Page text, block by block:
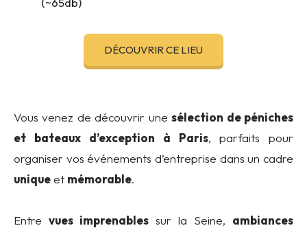
DÉCOUVRIR CE LIEU
Vous venez de découvrir unesélection de péniches
et bateaux
d’exception à Paris, parfaits pour
organiser vos événements d’entreprise dans un cadre
uniqueet mémorable.
Entrevues imprenables sur la Seine, ambiances